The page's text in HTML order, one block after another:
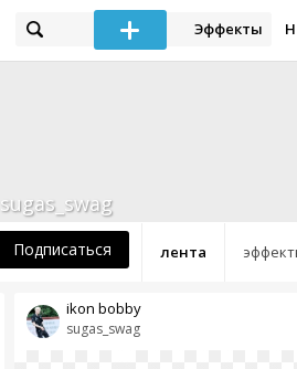
Эффекты
лента
sugas_swag
Подписаться
sugas_swag
ikon bobby